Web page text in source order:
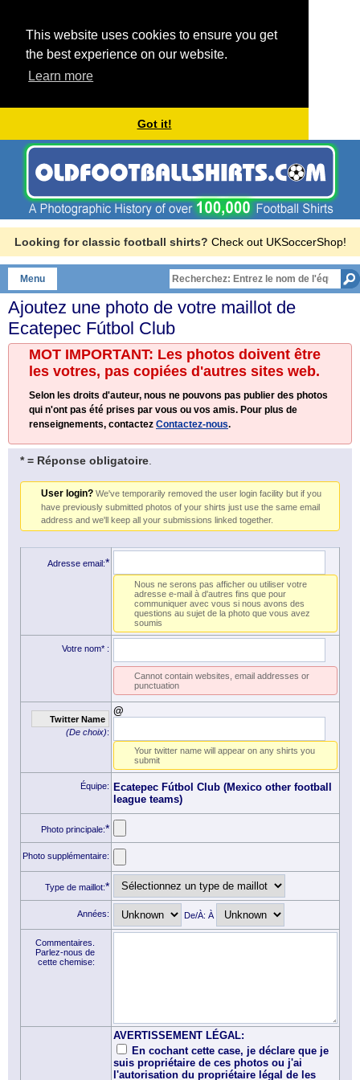
This website uses cookies to ensure you get
the best experience on our website.
Learn more
Got it!
Looking for classic football shirts? Check out UKSoccerShop!
Menu
Ajoutez une photo de votre maillot de
Ecatepec Fútbol Club
MOT IMPORTANT: Les photos doivent être
les votres, pas copiées d'autres sites web.
Selon les droits d'auteur, nous ne pouvons pas publier des photos
qui n'ont pas été prises par vous ou vos amis. Pour plus de
renseignements, contactez Contactez-nous.
* = Réponse obligatoire
User login? We've temporarily removed the user login facility but if you
have previously submitted photos of your shirts just use the same email
address and we'll keep all your submissions linked together.
Adresse email:*
Nous ne serons pas afficher ou utiliser votre
adresse e-mail à d'autres fins que pour
communiquer avec vous si nous avons des
questions au sujet de la photo que vous avez
soumis
Votre nom* :
Cannot contain websites, email addresses or
punctuation
Twitter Name
(De choix):
@
Your twitter name will appear on any shirts you
submit
Équipe:
Ecatepec Fútbol Club (Mexico other football
league teams)
Photo principale:*
Photo supplémentaire:
Type de maillot:*
Années: De/À: À
Commentaires.
Parlez-nous de
cette chemise:
AVERTISSEMENT LÉGAL:
En cochant cette case, je déclare que je
suis propriétaire de ces photos ou j'ai
l'autorisation du propriétaire légal de les